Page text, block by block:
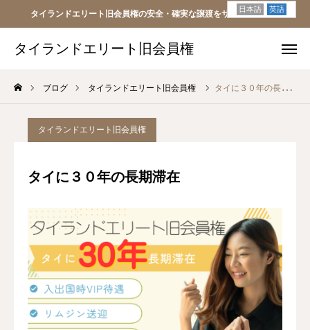
タイランドエリート旧会員権の安全・確実な譲渡をサポートします
タイランドエリート旧会員権
ブログ タイランドエリート旧会員権 タイに３０年の長期滞在
タイランドエリート旧会員権
タイに３０年の長期滞在
タイランドエリート旧会員権
日本 タイ
海外
売りたい方
FAQs
会社概要
日本語 英語